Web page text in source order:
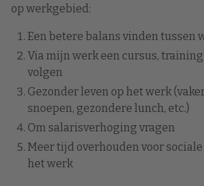
op werkgebied:
Een betere balans vinden tussen
Via mijn werk een cursus,
volgen
Gezonder leven op het werk
snoepen, gezondere lunch, etc.)
Om salarisverhoging vragen
Meer tijd overhouden voor
het werk